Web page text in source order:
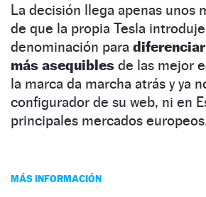
La decisión llega apenas unos
de que la propia Tesla
denominación para
más asequibles de las mejor
la marca da marcha atrás y ya
configurador de su web, ni en
principales mercados
MÁS INFORMACIÓN